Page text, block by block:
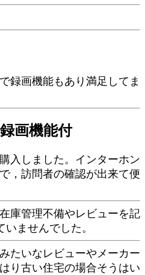
録画機能もあり満足してま
画機能付
入しました。インターホン
，訪問者の確認が出来て便
庫管理不備やレビューを記
ませんでした。
たいなレビューやメーカー
り古い住宅の場合そうはい